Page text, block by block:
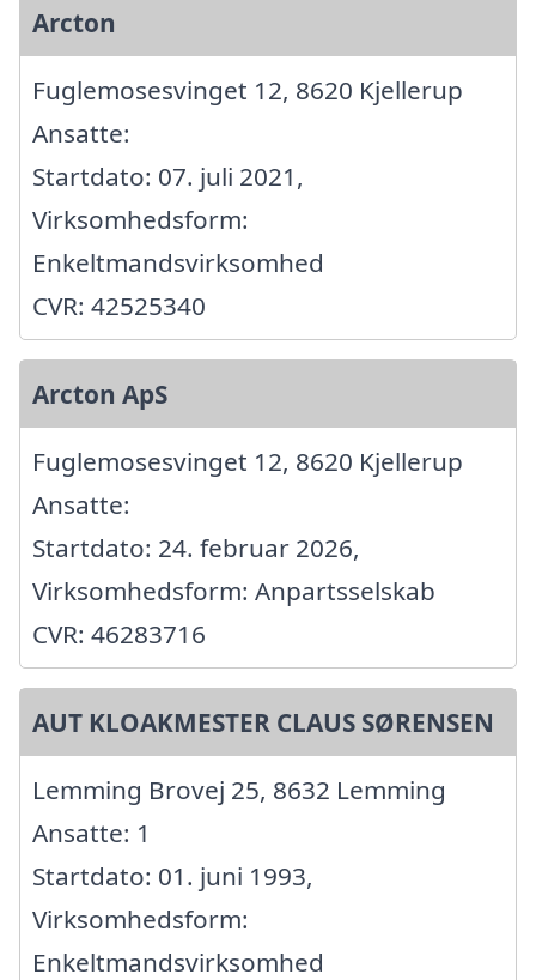
Arcton
Fuglemosesvinget 12, 8620 Kjellerup
Ansatte:
Startdato: 07. juli 2021,
Virksomhedsform:
Enkeltmandsvirksomhed
CVR: 42525340
Arcton ApS
Fuglemosesvinget 12, 8620 Kjellerup
Ansatte:
Startdato: 24. februar 2026,
Virksomhedsform: Anpartsselskab
CVR: 46283716
AUT KLOAKMESTER CLAUS SØRENSEN
Lemming Brovej 25, 8632 Lemming
Ansatte: 1
Startdato: 01. juni 1993,
Virksomhedsform:
Enkeltmandsvirksomhed